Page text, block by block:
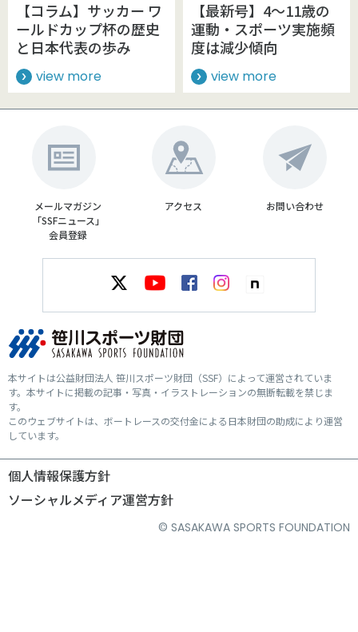
【コラム】サッカー ワ
ールドカップ杯の歴史
と日本代表の歩み
view more
【最新号】4～11歳の
運動・スポーツ実施頻
度は減少傾向
view more
メールマガジン
「SSFニュース」
会員登録
アクセス お問い合わせ
本サイトは公益財団法人 笹川スポーツ財団（SSF）によって運営されていま
す。本サイトに掲載の記事・写真・イラストレーションの無断転載を禁じま
す。
このウェブサイトは、ボートレースの交付金による日本財団の助成により運営
しています。
個人情報保護方針
ソーシャルメディア運営方針
© SASAKAWA SPORTS FOUNDATION